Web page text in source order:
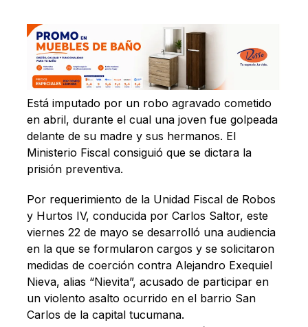
Está imputado por un robo agravado cometido
en abril, durante el cual una joven fue golpeada
delante de su madre y sus hermanos. El
Ministerio Fiscal consiguió que se dictara la
prisión preventiva.
Por requerimiento de la Unidad Fiscal de Robos
y Hurtos IV, conducida por Carlos Saltor, este
viernes 22 de mayo se desarrolló una audiencia
en la que se formularon cargos y se solicitaron
medidas de coerción contra Alejandro Exequiel
Nieva, alias “Nievita”, acusado de participar en
un violento asalto ocurrido en el barrio San
Carlos de la capital tucumana.